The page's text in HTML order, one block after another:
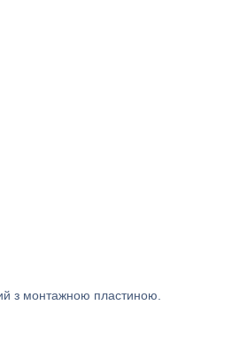
з монтажною пластиною.